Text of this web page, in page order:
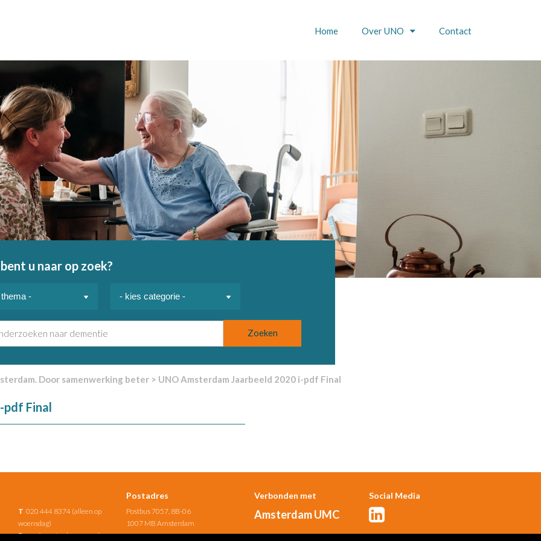
Home Over UNO Contact
u naar op zoek?
Door samenwerking beter> UNO Amsterdam Jaarbeeld 2020 i-pdf Final
pdf Final
T 020 444 8374 (alleen op
woensdag)
E uno@amsterdamumc.nl
Postadres
Postbus 7057, 8B-06
1007 MB Amsterdam
Verbonden met
Amsterdam UMC
Social Media